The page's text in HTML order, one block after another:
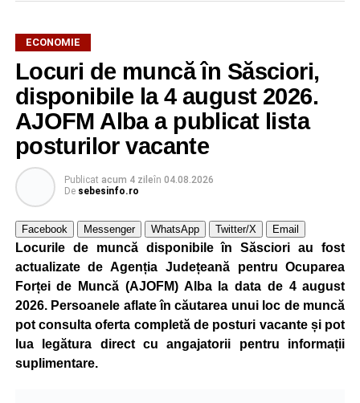
Potrivit unui comunicat al companiei, măsura va fi aplicată
gradual, în funcție de necesitățile sistemului energetic.
Reprezentanții Kronospan precizează că evoluția situației
este monitorizată permanent, iar activitatea va reveni la
capacitate normală imediat ce condițiile vor permite.
Compania dă asigurări că oprirea temporară a unor linii
de producție nu va afecta livrările către clienți.
Kronospan se numără printre cei mai mari consumatori de
energie electrică din România. O parte din necesarul
energetic este acoperită prin producția proprie de energie,
realizată cu ajutorul panourilor fotovoltaice și al unităților
de cogenerare.
Reprezentanții companiei afirmă că vor continua
colaborarea cu autoritățile și operatorii din domeniul
energetic pentru a contribui la depășirea perioadei dificile
ECONOMIE
Locuri de muncă în Săsciori,
disponibile la 4 august 2026.
AJOFM Alba a publicat lista
posturilor vacante
Publicat acum 4 zileîn 04.08.2026
De sebesinfo.ro
Facebook Messenger WhatsApp Twitter/X Email
Locurile de muncă disponibile în Săsciori au fost
actualizate de Agenția Județeană pentru Ocuparea
Forței de Muncă (AJOFM) Alba la data de 4 august
2026. Persoanele aflate în căutarea unui loc de muncă
pot consulta oferta completă de posturi vacante și pot
lua legătura direct cu angajatorii pentru informații
suplimentare.